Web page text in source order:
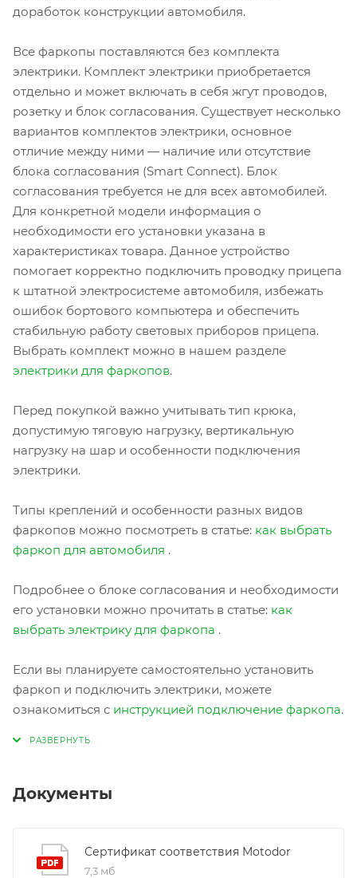
доработок конструкции автомобиля.
Все фаркопы поставляются без комплекта
электрики. Комплект электрики приобретается
отдельно и может включать в себя жгут проводов,
розетку и блок согласования. Существует несколько
вариантов комплектов электрики, основное
отличие между ними — наличие или отсутствие
блока согласования (Smart Connect). Блок
согласования требуется не для всех автомобилей.
Для конкретной модели информация о
необходимости его установки указана в
характеристиках товара. Данное устройство
помогает корректно подключить проводку прицепа
к штатной электросистеме автомобиля, избежать
ошибок бортового компьютера и обеспечить
стабильную работу световых приборов прицепа.
Выбрать комплект можно в нашем разделе
электрики для фаркопов.
Перед покупкой важно учитывать тип крюка,
допустимую тяговую нагрузку, вертикальную
нагрузку на шар и особенности подключения
электрики.
Типы креплений и особенности разных видов
фаркопов можно посмотреть в статье: как выбрать
фаркоп для автомобиля .
Подробнее о блоке согласования и необходимости
его установки можно прочитать в статье: как
выбрать электрику для фаркопа .
Если вы планируете самостоятельно установить
фаркоп и подключить электрики, можете
ознакомиться с инструкцией подключение фаркопа.
Документы
Сертификат соответствия Motodor
7,3 мб